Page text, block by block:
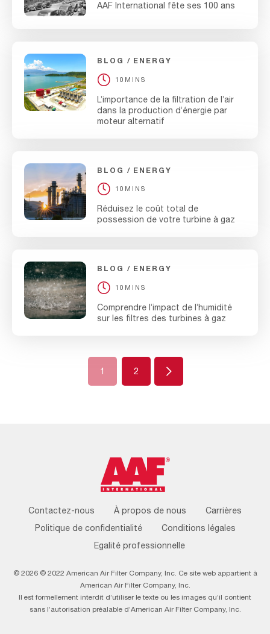
AAF International fête ses 100 ans
BLOG ENERGY
10MINS
L’importance de la filtration de l’air
dans la production d’énergie par
moteur alternatif
BLOG ENERGY
10MINS
Réduisez le coût total de
possession de votre turbine à gaz
BLOG ENERGY
10MINS
Comprendre l’impact de l’humidité
sur les filtres des turbines à gaz
1 2
Footer
Menu
Contactez-nous À propos de nous
Carrières
Politique de confidentialité
Conditions légales
Egalité professionnelle
© 2026 © 2022 American Air Filter Company, Inc. Ce site web appartient à
American Air Filter Company, Inc.
Il est formellement interdit d’utiliser le texte ou les images qu’il contient
sans l’autorisation préalable d’American Air Filter Company, Inc.